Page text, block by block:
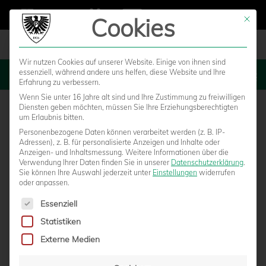
MENU
MIT PERSONALSORGEN ABER VOLLER
Mit
Cookies
Wir nutzen Cookies auf unserer Website. Einige von ihnen sind
essenziell, während andere uns helfen, diese Website und Ihre
Erfahrung zu verbessern.
Wenn Sie unter 16 Jahre alt sind und Ihre Zustimmung zu freiwilligen
Diensten geben möchten, müssen Sie Ihre Erziehungsberechtigten
um Erlaubnis bitten.
Personenbezogene Daten können verarbeitet werden (z. B. IP-
Adressen), z. B. für personalisierte Anzeigen und Inhalte oder
Anzeigen- und Inhaltsmessung. Weitere Informationen über die
Verwendung Ihrer Daten finden Sie in unserer Datenschutzerklärung.
Sie können Ihre Auswahl jederzeit unter Einstellungen widerrufen
oder anpassen.
Es folgt eine Liste der Service-Gruppen, für die eine
Essenziell
Statistiken
Externe Medien